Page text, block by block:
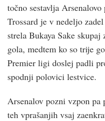
točno sestavlja
Trossard je v nedeljo
strela Bukaya Sake skupaj
gola, medtem ko so trije
Premier ligi doslej padli
spodnji polovici lestvice.
Arsenalov pozni vzpon
teh vprašanjih vsaj